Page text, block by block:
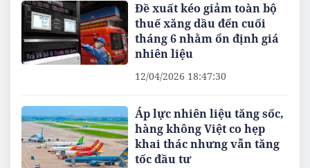
Đề xuất kéo giảm toàn bộ
thuế xăng dầu đến cuối
tháng 6 nhằm ổn định giá
nhiên liệu
12/04/2026 18:47:30
Áp lực nhiên liệu tăng sốc,
hàng không Việt co hẹp
khai thác nhưng vẫn tăng
tốc đầu tư